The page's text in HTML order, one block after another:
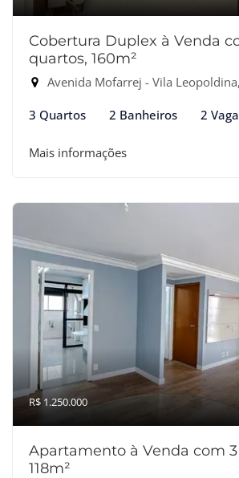
Cobertura Duplex à Venda
quartos, 160m²
Avenida Mofarrej - Vila
3 Quartos 2 Banheiros 2
Mais informações
R$ 1.250.000
Apartamento à Venda com
118m²